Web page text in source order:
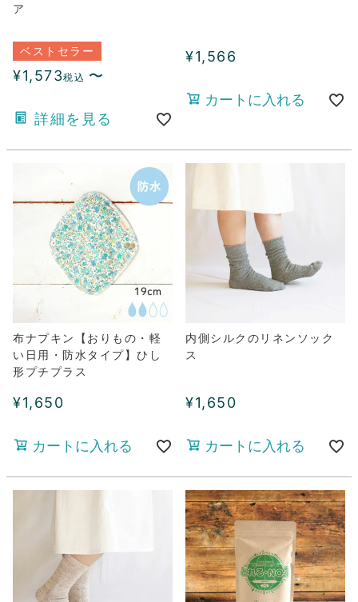
ア
ベストセラー
¥1,573税込 〜
詳細を見る
¥1,566
カートに入れる
布ナプキン【おりもの・軽
い日用・防水タイプ】ひし
形プチプラス
¥1,650
カートに入れる
内側シルクのリネンソック
ス
¥1,650
カートに入れる